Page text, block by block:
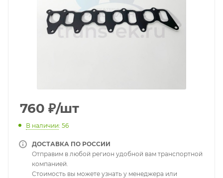
760 ₽/шт
В наличии: 56
ДОСТАВКА ПО РОССИИ
Отправим в любой регион удобной вам транспортной
компанией.
Стоимость вы можете узнать у менеджера или